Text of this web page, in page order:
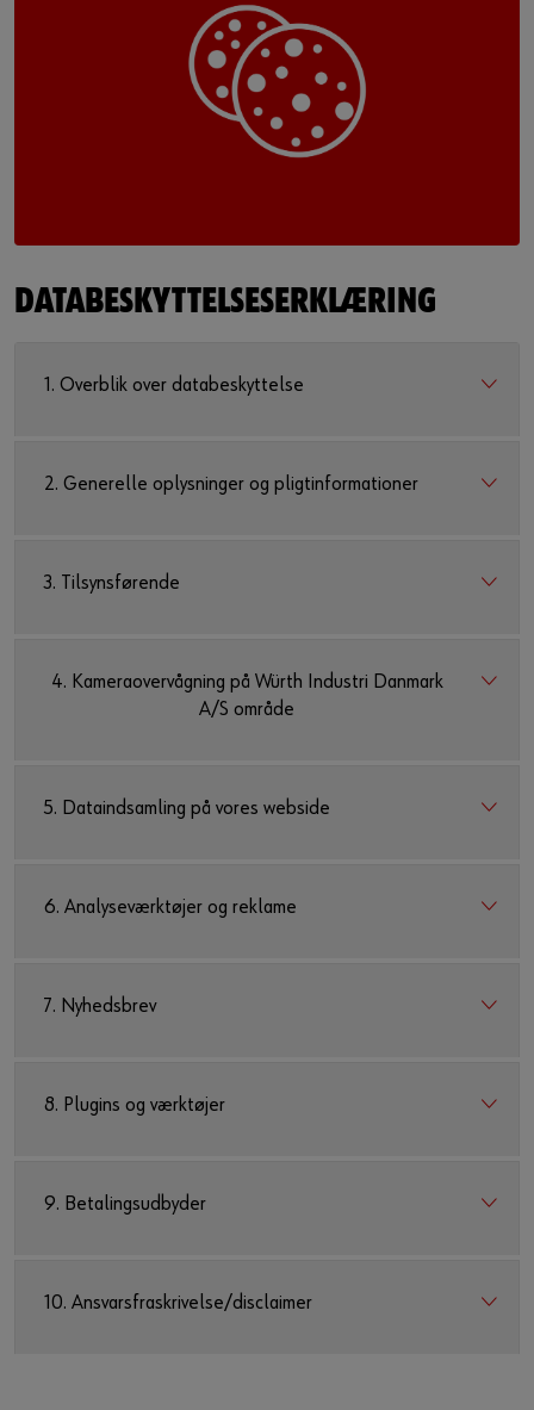
Login
eller
Vil du gerne være onlinekunde?
DATABESKYTTELSESERKLÆRING
1. Overblik over databeskyttelse
2. Generelle oplysninger og pligtinformationer
3. Tilsynsførende
4. Kameraovervågning på Würth Industri Danmark
A/S område
5. Dataindsamling på vores webside
6. Analyseværktøjer og reklame
7. Nyhedsbrev
8. Plugins og værktøjer
9. Betalingsudbyder
10. Ansvarsfraskrivelse/disclaimer